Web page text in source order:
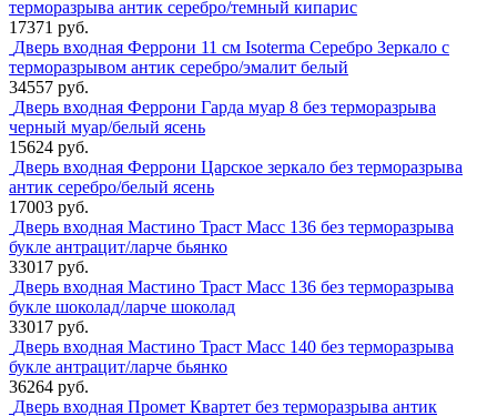
терморазрыва антик серебро/темный кипарис
17371 руб.
Дверь входная Феррони 11 см Isoterma Серебро Зеркало с
терморазрывом антик серебро/эмалит белый
34557 руб.
Дверь входная Феррони Гарда муар 8 без терморазрыва
черный муар/белый ясень
15624 руб.
Дверь входная Феррони Царское зеркало без терморазрыва
антик серебро/белый ясень
17003 руб.
Дверь входная Мастино Траст Масс 136 без терморазрыва
букле антрацит/ларче бьянко
33017 руб.
Дверь входная Мастино Траст Масс 136 без терморазрыва
букле шоколад/ларче шоколад
33017 руб.
Дверь входная Мастино Траст Масс 140 без терморазрыва
букле антрацит/ларче бьянко
36264 руб.
Дверь входная Промет Квартет без терморазрыва антик